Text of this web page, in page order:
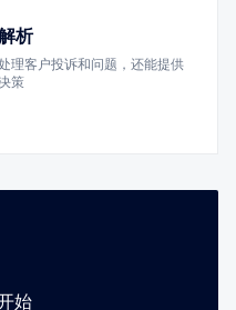
析
理客户投诉和问题，还能提供
策
始